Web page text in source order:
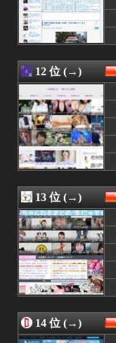
08/08 22:35
08/08 22:34
08/08 22:33
08/08 22:33
08/08 22:31
08/08 22:30
08/08 22:30
08/08 22:25
08/08 22:24
08/08 22:22
08/08 22:22
08/08 22:20
08/08 22:18
08/08 22:15
08/08 22:10
08/08 22:10
08/08 22:09
08/08 22:09
08/08 22:09
08/08 22:06
08/08 22:03
08/08 22:02
08/08 22:00
08/08 22:00
08/08 21:59
12 位 (→)
13 位 (→)
14 位 (→)